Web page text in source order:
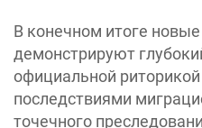
В конечном итоге
демонстрируют
официальной
последствиями
точечного